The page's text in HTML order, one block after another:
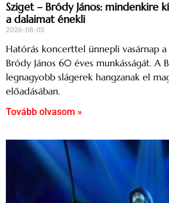
Sziget – Bródy János: mindenkire
a dalaimat énekli
2026-08-05
Hatórás koncerttel ünnepli vasárnap a
Bródy János 60 éves munkásságát. A
legnagyobb slágerek hangzanak el
előadásában.
Tovább olvasom »